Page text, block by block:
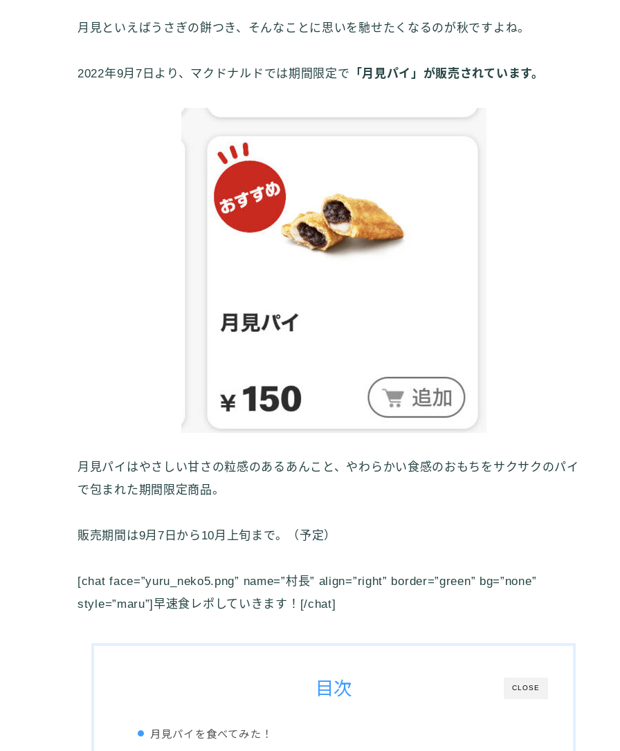
月見といえばうさぎの餅つき、そんなことに思いを馳せたくなるのが秋ですよね。
2022年9月7日より、マクドナルドでは期間限定で 「月見パイ」が販売されています。
月見パイはやさしい甘さの粒感のあるあんこと、やわらかい食感のおもちをサクサクのパイ
で包まれた期間限定商品。
販売期間は9月7日から10月上旬まで。（予定）
[chat face=”yuru_neko5.png” name=”村長” align=”right” border=”green” bg=”none”
style=”maru”]早速食レポしていきます！[/chat]
CLOSE
目次
月見パイを食べてみた！